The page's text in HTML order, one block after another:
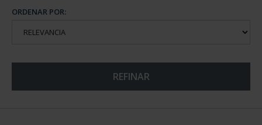
ORDENAR POR:
REFINAR